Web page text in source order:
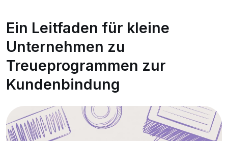
Ein Leitfaden für kleine
Unternehmen zu
Treueprogrammen zur
Kundenbindung